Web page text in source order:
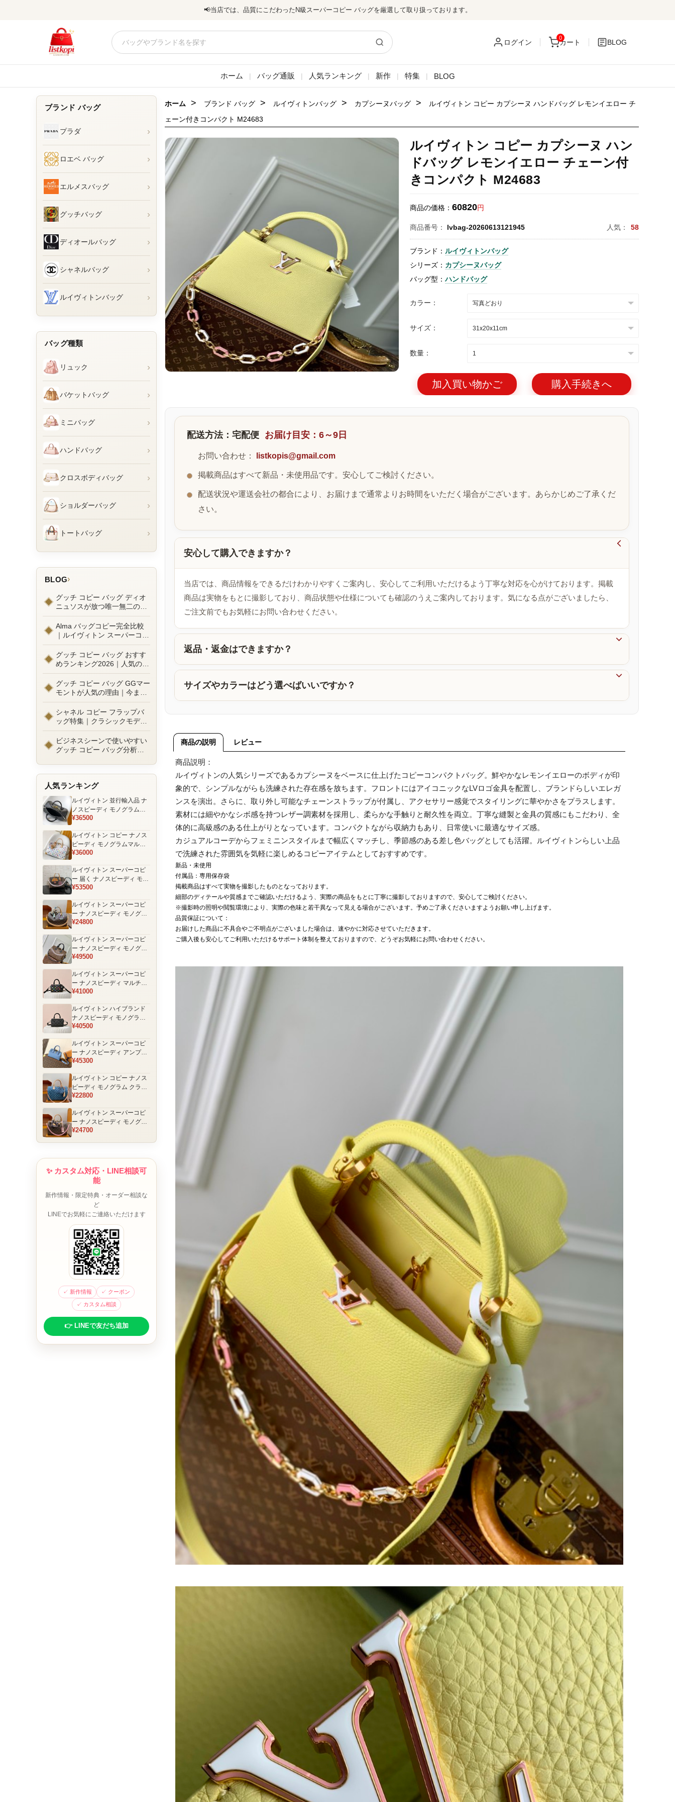
📢当店では、品質にこだわったN級スーパーコピー バッグを厳選して取り扱っております。
ログイン
0
カート BLOG
ホーム | バッグ通販 | 人気ランキング | 新作 | 特集 | BLOG
ブランド バッグ
プラダ ›
ロエベ バッグ ›
エルメスバッグ ›
グッチバッグ ›
ディオールバッグ ›
シャネルバッグ ›
ルイヴィトンバッグ ›
バッグ種類
リュック ›
バケットバッグ ›
ミニバッグ ›
ハンドバッグ ›
クロスボディバッグ ›
ショルダーバッグ ›
トートバッグ ›
BLOG›
グッチ コピー バッグ ディオ
ニュソスが放つ唯一無二の魅
力とは？新作ラインナップ徹
底ガイドとリアルコーデ例
Alma バッグコピー完全比較
｜ルイヴィトン スーパーコピ
ーで叶えるエレガントな日常
グッチ コピー バッグ おすす
めランキング2026｜人気の
GGマーモントから定番モデ
ルまで徹底比較！コピーバッ
グ通販の選び方
グッチ コピー バッグ GGマー
モントが人気の理由｜今また
選ばれる定番ラグジュアリー
バッグとは
シャネル コピー フラップバ
ッグ特集｜クラシックモデル
の魅力と永遠に愛される理由
ビジネスシーンで使いやすい
グッチ コピー バッグ分析｜
人気ランキング
ルイヴィトン 並行輸入品 ナ
ノスピーディ モノグラムエ
クリプス ブラック チェーン
¥36500
ルイヴィトン コピー ナノス
ピーディ モノグラムマルチ
カラー ホワイト ゴールド金
バッグ
¥36000
ルイヴィトン スーパーコピ
ー 届く ナノスピーディ モノ
グラム ポーチ付き ミニボス
品
¥53500
ルイヴィトン スーパーコピ
ー ナノスピーディ モノグラ
ム 編み込みストラップ ミニ
気モデル
¥24800
ルイヴィトン スーパーコピ
ー ナノスピーディ モノグラ
ム ブラックハンドル 2WAY
¥49500
ルイヴィトン スーパーコピ
ー ナノスピーディ マルチカ
ラーモノグラム ミニボスト
ス
¥41000
ルイヴィトン ハイブランド
ナノスピーディ モノグラム
シャドウ 2WAYミニバッグ
¥40500
ルイヴィトン スーパーコピ
ー ナノスピーディ アンプラ
ントレザー ミニボストンバ
すめ
¥45300
ルイヴィトン コピー ナノス
ピーディ モノグラム クラシ
ックデザイン ミニボストン
¥22800
ルイヴィトン スーパーコピ
ー ナノスピーディ モノグラ
ム チャーム装飾 ミニボスト
¥24700
✨ カスタム対応・LINE相談可
能
新作情報・限定特典・オーダー相談な
ど
LINEでお気軽にご連絡いただけます
✓ 新作情報 ✓ クーポン
✓ カスタム相談
👉 LINEで友だち追加
ホーム > ブランド バッグ > ルイヴィトンバッグ > カプシーヌバッグ >
ルイヴィトン コピー カプシーヌ ハンドバッグ レモンイエロー チ
ェーン付きコンパクト M24683
ルイヴィトン コピー カプシーヌ ハン
ドバッグ レモンイエロー チェーン付
きコンパクト M24683
商品の価格： 60820円
商品番号： lvbag-20260613121945 人気： 58
ブランド： ルイヴィトンバッグ
シリーズ： カプシーヌバッグ
バッグ型：ハンドバッグ
カラー：
サイズ：
数量：
加入買い物かご 購入手続きへ
配送方法：宅配便 お届け目安：6～9日
お問い合わせ： listkopis@gmail.com
掲載商品はすべて新品・未使用品です。安心してご検討ください。
配送状況や運送会社の都合により、お届けまで通常よりお時間をいただく場合がございます。あらかじめご了承くだ
さい。
安心して購入できますか？

当店では、商品情報をできるだけわかりやすくご案内し、安心してご利用いただけるよう丁寧な対応を心がけております。掲載
商品は実物をもとに撮影しており、商品状態や仕様についても確認のうえご案内しております。気になる点がございましたら、
ご注文前でもお気軽にお問い合わせください。
返品・返金はできますか？

サイズやカラーはどう選べばいいですか？

商品の説明 レビュー
商品説明：
ルイヴィトンの人気シリーズであるカプシーヌをベースに仕上げたコピーコンパクトバッグ。鮮やかなレモンイエローのボディが印
象的で、シンプルながらも洗練された存在感を放ちます。フロントにはアイコニックなLVロゴ金具を配置し、ブランドらしいエレガ
ンスを演出。さらに、取り外し可能なチェーンストラップが付属し、アクセサリー感覚でスタイリングに華やかさをプラスします。
素材には細やかなシボ感を持つレザー調素材を採用し、柔らかな手触りと耐久性を両立。丁寧な縫製と金具の質感にもこだわり、全
体的に高級感のある仕上がりとなっています。コンパクトながら収納力もあり、日常使いに最適なサイズ感。
カジュアルコーデからフェミニンスタイルまで幅広くマッチし、季節感のある差し色バッグとしても活躍。ルイヴィトンらしい上品
で洗練された雰囲気を気軽に楽しめるコピーアイテムとしておすすめです。
新品・未使用
付属品：専用保存袋
掲載商品はすべて実物を撮影したものとなっております。
細部のディテールや質感までご確認いただけるよう、実際の商品をもとに丁寧に撮影しておりますので、安心してご検討ください。
※撮影時の照明や閲覧環境により、実際の色味と若干異なって見える場合がございます。予めご了承くださいますようお願い申し上げます。
品質保証について：
お届けした商品に不具合やご不明点がございました場合は、速やかに対応させていただきます。
ご購入後も安心してご利用いただけるサポート体制を整えておりますので、どうぞお気軽にお問い合わせください。